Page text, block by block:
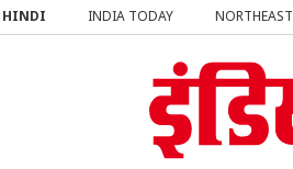
HINDI INDIA TODAY NORTHEAST